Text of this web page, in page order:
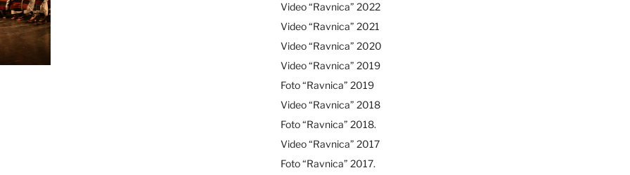
Video “Ravnica” 2022
Video “Ravnica” 2021
Video “Ravnica” 2020
Video “Ravnica” 2019
Foto “Ravnica” 2019
Video “Ravnica” 2018
Foto “Ravnica” 2018.
Video “Ravnica” 2017
Foto “Ravnica” 2017.